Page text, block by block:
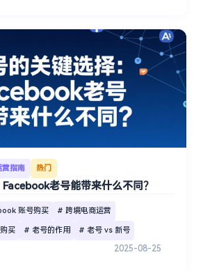
指南 热门
老号能带来什么不同？
账号购买 # 跨境电商运营
买 # 老号的作用 # 老号 vs 新号
2025-08-25